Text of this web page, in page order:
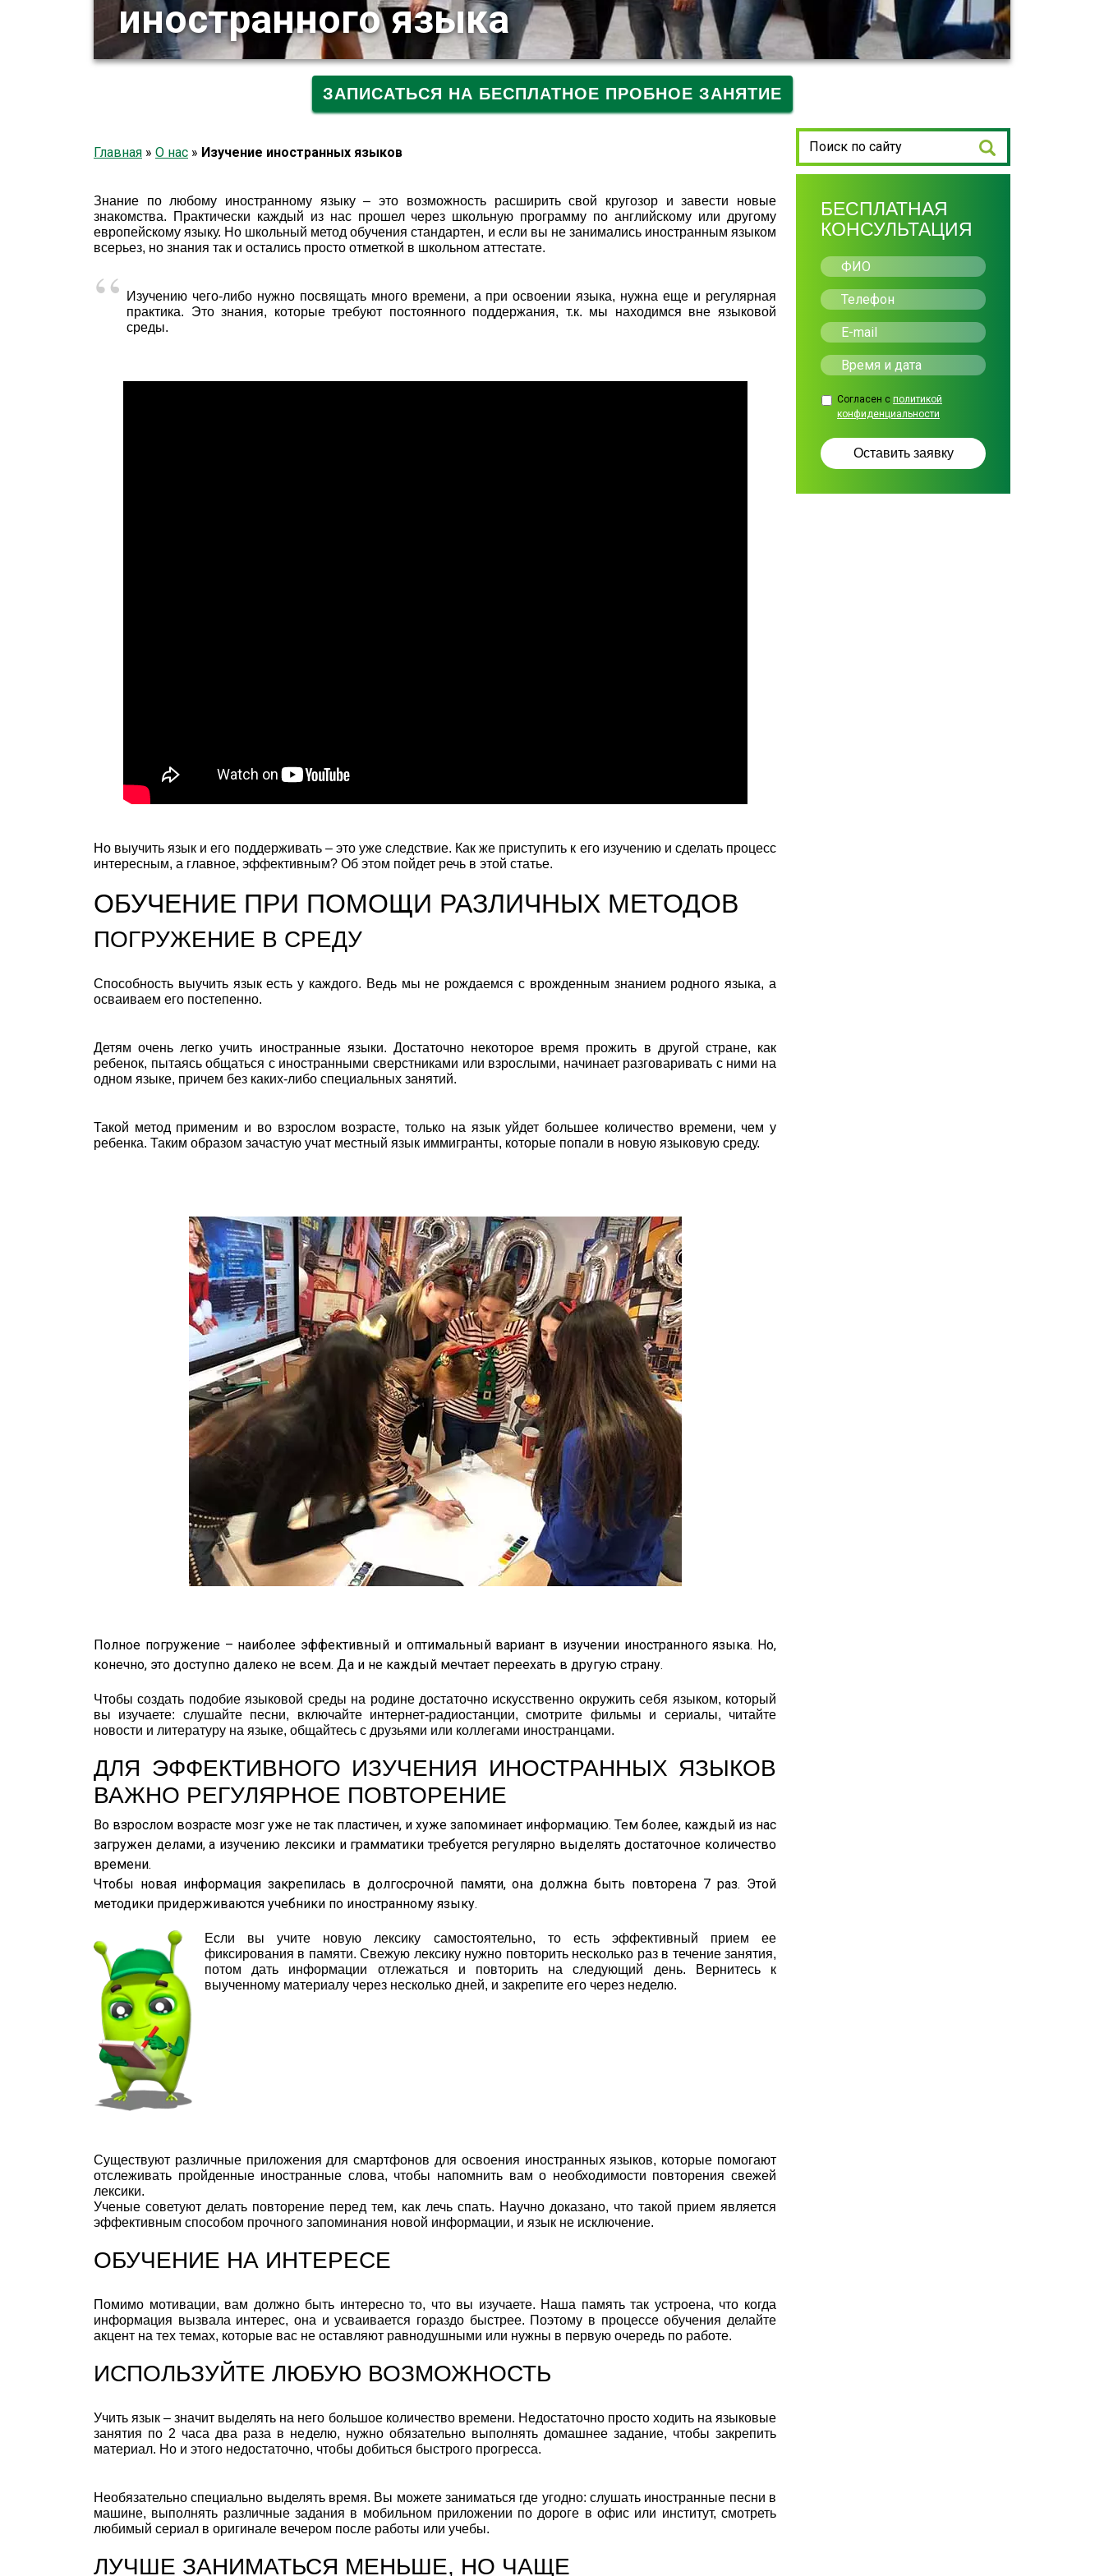
иностранного языка
ЗАПИСАТЬСЯ НА БЕСПЛАТНОЕ ПРОБНОЕ ЗАНЯТИЕ
Главная » О нас » Изучение иностранных языков
Знание по любому иностранному языку – это возможность расширить свой кругозор и завести новые
знакомства. Практически каждый из нас прошел через школьную программу по английскому или другому
европейскому языку. Но школьный метод обучения стандартен, и если вы не занимались иностранным языком
всерьез, но знания так и остались просто отметкой в школьном аттестате.
Изучению чего-либо нужно посвящать много времени, а при освоении языка, нужна еще и регулярная
практика. Это знания, которые требуют постоянного поддержания, т.к. мы находимся вне языковой
среды.
Но выучить язык и его поддерживать – это уже следствие. Как же приступить к его изучению и сделать процесс
интересным, а главное, эффективным? Об этом пойдет речь в этой статье.
ОБУЧЕНИЕ ПРИ ПОМОЩИ РАЗЛИЧНЫХ МЕТОДОВ
ПОГРУЖЕНИЕ В СРЕДУ
Способность выучить язык есть у каждого. Ведь мы не рождаемся с врожденным знанием родного языка, а
осваиваем его постепенно.
Детям очень легко учить иностранные языки. Достаточно некоторое время прожить в другой стране, как
ребенок, пытаясь общаться с иностранными сверстниками или взрослыми, начинает разговаривать с ними на
одном языке, причем без каких-либо специальных занятий.
Такой метод применим и во взрослом возрасте, только на язык уйдет большее количество времени, чем у
ребенка. Таким образом зачастую учат местный язык иммигранты, которые попали в новую языковую среду.
Полное погружение – наиболее эффективный и оптимальный вариант в изучении иностранного языка. Но,
конечно, это доступно далеко не всем. Да и не каждый мечтает переехать в другую страну.
Чтобы создать подобие языковой среды на родине достаточно искусственно окружить себя языком, который
вы изучаете: слушайте песни, включайте интернет-радиостанции, смотрите фильмы и сериалы, читайте
новости и литературу на языке, общайтесь с друзьями или коллегами иностранцами.
ДЛЯ ЭФФЕКТИВНОГО ИЗУЧЕНИЯ ИНОСТРАННЫХ ЯЗЫКОВ
ВАЖНО РЕГУЛЯРНОЕ ПОВТОРЕНИЕ
Во взрослом возрасте мозг уже не так пластичен, и хуже запоминает информацию. Тем более, каждый из нас
загружен делами, а изучению лексики и грамматики требуется регулярно выделять достаточное количество
времени.
Чтобы новая информация закрепилась в долгосрочной памяти, она должна быть повторена 7 раз. Этой
методики придерживаются учебники по иностранному языку.
Если вы учите новую лексику самостоятельно, то есть эффективный прием ее
фиксирования в памяти. Свежую лексику нужно повторить несколько раз в течение занятия,
потом дать информации отлежаться и повторить на следующий день. Вернитесь к
выученному материалу через несколько дней, и закрепите его через неделю.
Существуют различные приложения для смартфонов для освоения иностранных языков, которые помогают
отслеживать пройденные иностранные слова, чтобы напомнить вам о необходимости повторения свежей
лексики.
Ученые советуют делать повторение перед тем, как лечь спать. Научно доказано, что такой прием является
эффективным способом прочного запоминания новой информации, и язык не исключение.
ОБУЧЕНИЕ НА ИНТЕРЕСЕ
Помимо мотивации, вам должно быть интересно то, что вы изучаете. Наша память так устроена, что когда
информация вызвала интерес, она и усваивается гораздо быстрее. Поэтому в процессе обучения делайте
акцент на тех темах, которые вас не оставляют равнодушными или нужны в первую очередь по работе.
ИСПОЛЬЗУЙТЕ ЛЮБУЮ ВОЗМОЖНОСТЬ
Учить язык – значит выделять на него большое количество времени. Недостаточно просто ходить на языковые
занятия по 2 часа два раза в неделю, нужно обязательно выполнять домашнее задание, чтобы закрепить
материал. Но и этого недостаточно, чтобы добиться быстрого прогресса.
Необязательно специально выделять время. Вы можете заниматься где угодно: слушать иностранные песни в
машине, выполнять различные задания в мобильном приложении по дороге в офис или институт, смотреть
любимый сериал в оригинале вечером после работы или учебы.
ЛУЧШЕ ЗАНИМАТЬСЯ МЕНЬШЕ, НО ЧАЩЕ
БЕСПЛАТНАЯ
КОНСУЛЬТАЦИЯ
Согласен с политикой
конфиденциальности